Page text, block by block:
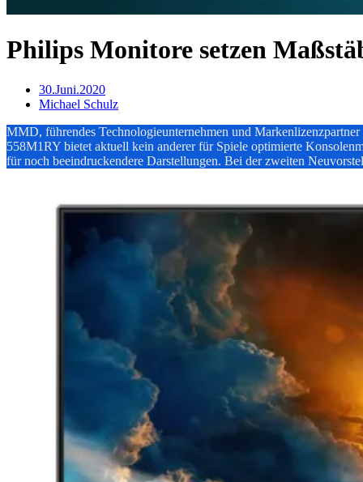
Philips Monitore setzen
30.Juni.2020
Michael Schulz
MMD, führendes Technologieunternehmen und
558M1RY bietet aktuell kein anderer für Spiele optimierte
für noch beeindruckendere Darstellungen. Bei der zweiten